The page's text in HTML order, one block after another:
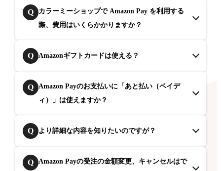
Q
カラーミーショップで Amazon Pay を利用する
際、費用はいくらかかりますか？
Q Amazonギフトカードは使える？
Q
Amazon Payのお支払いに「あと払い（ペイデ
ィ）」は使えますか？
Q より詳細な内容を知りたいのですが？
Q
Amazon Payの受注の金額変更、キャンセルはで